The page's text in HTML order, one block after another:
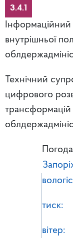
3.4.1
внутрішньої
Технічний
цифрового
трансформацій
Погода
тиск:
вітер: